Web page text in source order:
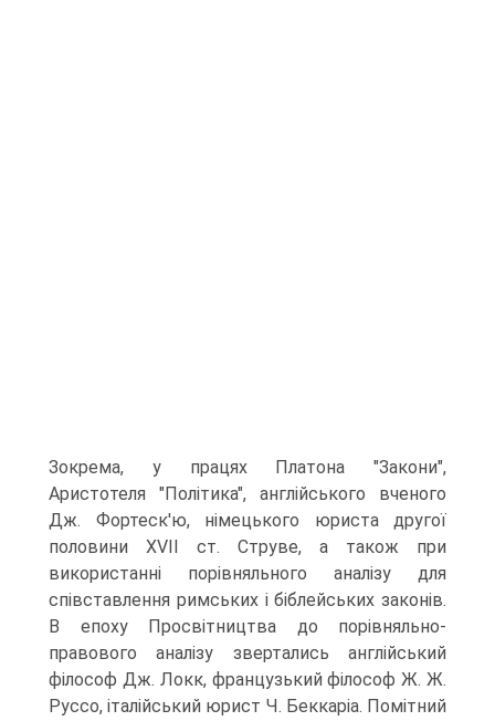
Зокрема, у працях Платона "Закони",
Аристотеля "Політика", англійського вченого
Дж. Фортеск'ю, німецького юриста другої
половини XVII ст. Струве, а також при
використанні порівняльного аналізу для
співставлення римських і біблейських законів.
В епоху Просвітництва до порівняльно-
правового аналізу звертались англійський
філософ Дж. Локк, французький філософ Ж. Ж.
Руссо, італійський юрист Ч. Беккаріа. Помітний